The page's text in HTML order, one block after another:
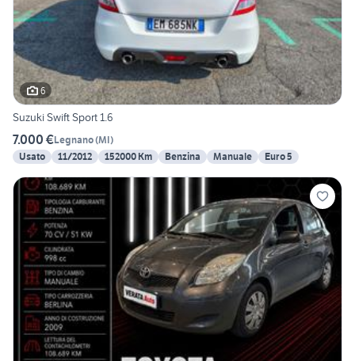
6
Suzuki Swift Sport 1.6
7.000 €Legnano(MI)
Usato
11/2012 152000 Km Benzina Manuale Euro 5